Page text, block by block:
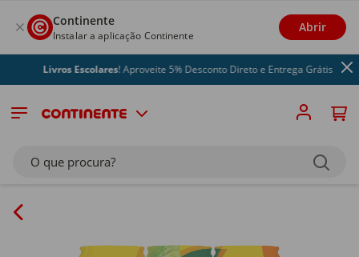
Continente
Instalar a aplicação Continente
Abrir
Livros Escolares! Aproveite 5% Desconto Direto e Entrega Grátis
O que procura?